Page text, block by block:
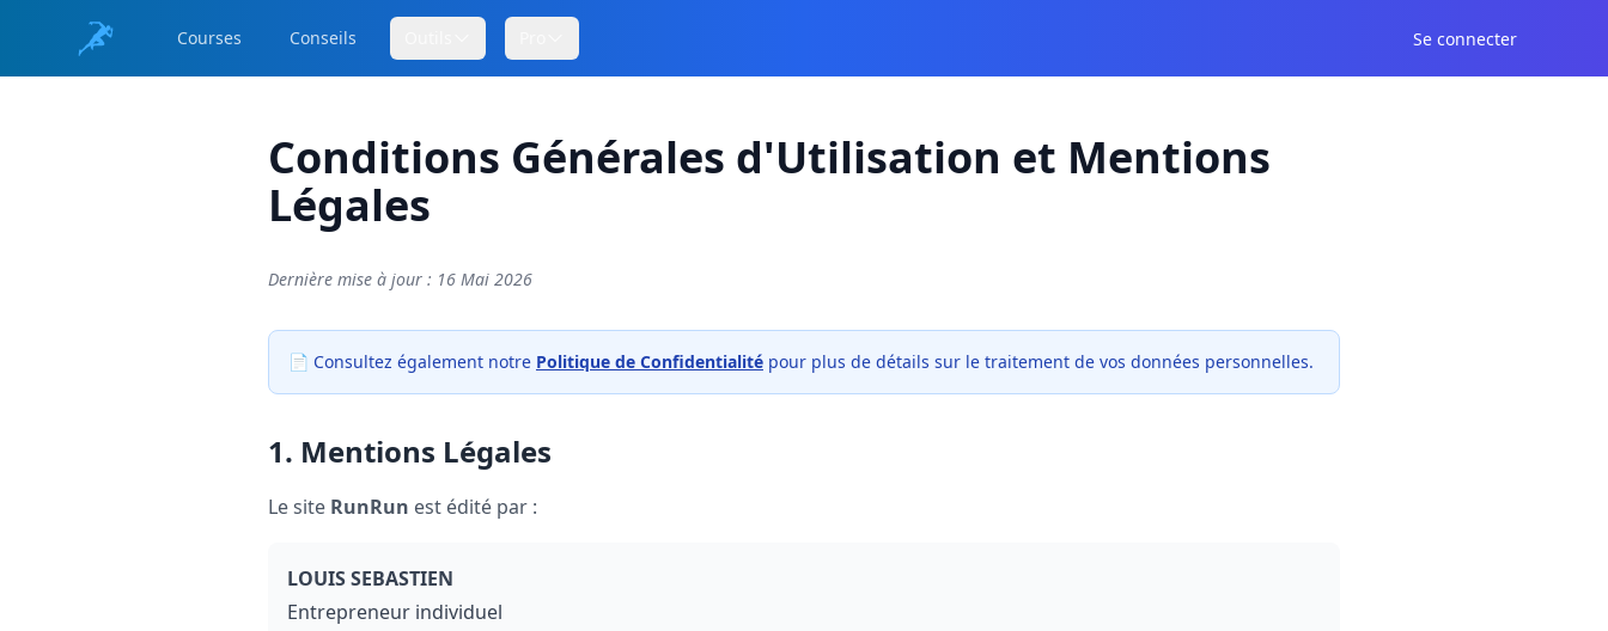
Courses Conseils Se connecter
Conditions Générales d'Utilisation et Mentions
Légales
Dernière mise à jour : 16 Mai 2026
📄 Consultez également notre Politique de Confidentialité pour plus de détails sur le traitement de vos données personnelles.
1. Mentions Légales
Le site RunRun est édité par :
LOUIS SEBASTIEN
Entrepreneur individuel